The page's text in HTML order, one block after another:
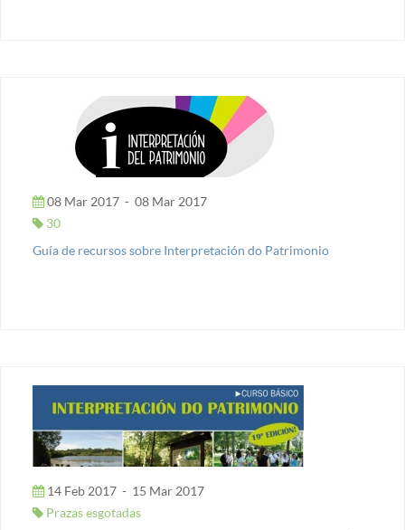
08 Mar 2017 - 08 Mar 2017
30
Guía de recursos sobre Interpretación do Patrimonio
14 Feb 2017 - 15 Mar 2017
Prazas esgotadas